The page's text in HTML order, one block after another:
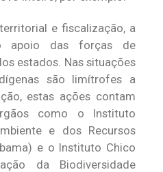
e fiscalização, a
apoio das forças de
estados. Nas situações
são limítrofes a
estas ações contam
como o Instituto
e dos Recursos
e o Instituto Chico
da Biodiversidade